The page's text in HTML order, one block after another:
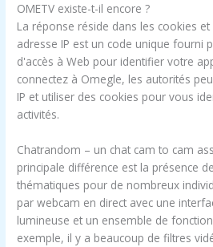
OMETV existe-t-il encore ?
La réponse réside dans les cookies et
adresse IP est un code unique fourni
d'accès à Web pour identifier votre
connectez à Omegle, les autorités
IP et utiliser des cookies pour vous
activités.
Chatrandom – un chat cam to cam
principale différence est la présence
thématiques pour de nombreux
par webcam en direct avec une
lumineuse et un ensemble de
exemple, il y a beaucoup de filtres